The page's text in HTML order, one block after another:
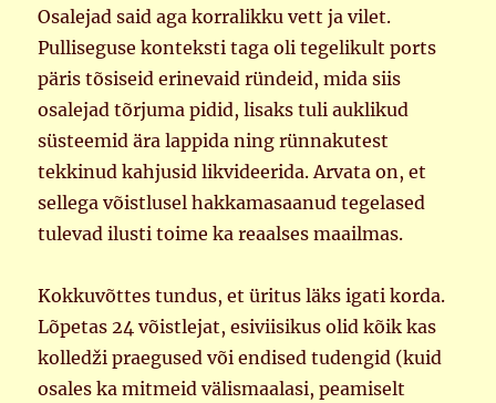
Osalejad said aga korralikku vett ja vilet.
Pulliseguse konteksti taga oli tegelikult ports
päris tõsiseid erinevaid ründeid, mida siis
osalejad tõrjuma pidid, lisaks tuli auklikud
süsteemid ära lappida ning rünnakutest
tekkinud kahjusid likvideerida. Arvata on, et
sellega võistlusel hakkamasaanud tegelased
tulevad ilusti toime ka reaalses maailmas.
Kokkuvõttes tundus, et üritus läks igati korda.
Lõpetas 24 võistlejat, esiviisikus olid kõik kas
kolledži praegused või endised tudengid (kuid
osales ka mitmeid välismaalasi, peamiselt